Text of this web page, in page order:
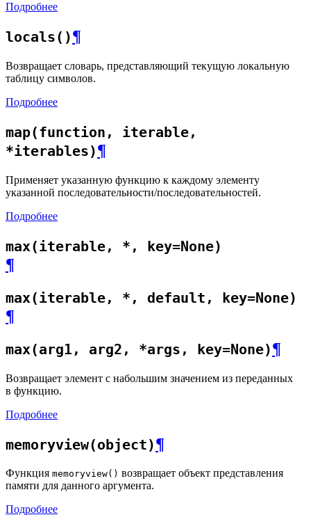
Подробнее
locals()¶
Возвращает словарь, представляющий текущую локальную
таблицу символов.
Подробнее
map(function, iterable,
*iterables)¶
Применяет указанную функцию к каждому элементу
указанной последовательности/последовательностей.
Подробнее
max(iterable, *, key=None)
¶
max(iterable, *, default, key=None)
¶
max(arg1, arg2, *args, key=None)¶
Возвращает элемент с набольшим значением из переданных
в функцию.
Подробнее
memoryview(object)¶
Функция memoryview() возвращает объект представления
памяти для данного аргумента.
Подробнее